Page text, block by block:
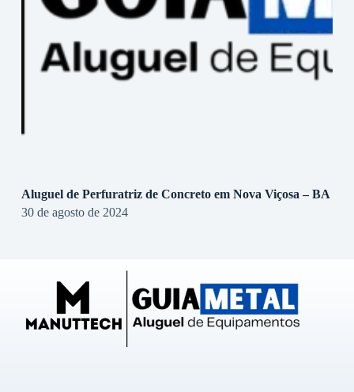
Aluguel de Perfuratriz de Concreto em Nova Viçosa – BA
30 de agosto de 2024